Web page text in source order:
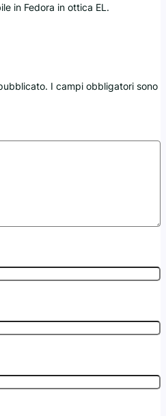
in Fedora in ottica EL.
I campi obbligatori sono